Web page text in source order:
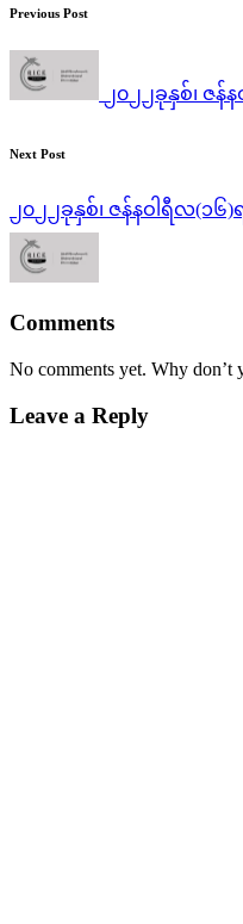
Post
navigation
Previous Post
၂၀၂၂ခုနှစ်၊ ဇ
Next Post
၂၀၂၂ခုနှစ်၊ ဇန်နဝါရီလ(
Comments
No comments yet. Why don’t
Leave a Reply